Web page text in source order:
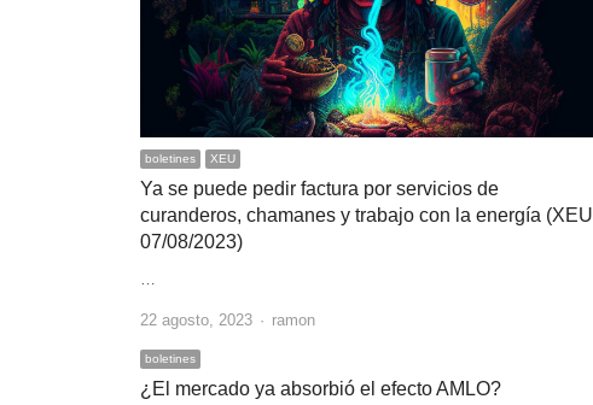
boletines XEU
Ya se puede pedir factura por servicios de
curanderos, chamanes y trabajo con la energía (XEU
07/08/2023)
…
22 agosto, 2023 Author
ramon
boletines
¿El mercado ya absorbió el efecto AMLO?